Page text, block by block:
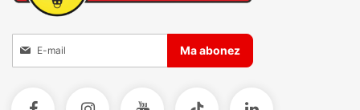
Inscrieti-va la Buletinele noastre informative
Ma abonez